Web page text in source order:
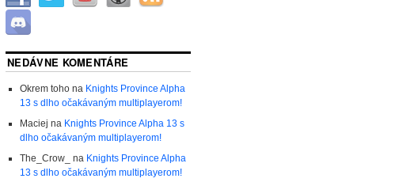
NEDÁVNE KOMENTÁRE
Okrem tohona Knights Province Alpha
13 s dlho očakávaným multiplayerom!
Maciej na Knights Province Alpha 13 s
dlho očakávaným multiplayerom!
The_Crow_
na Knights Province Alpha
13 s dlho očakávaným multiplayerom!